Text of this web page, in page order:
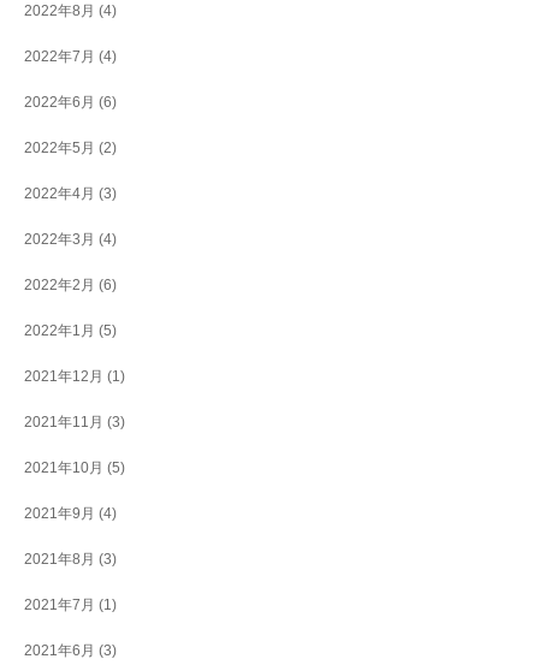
2022年8月 (4)
2022年7月 (4)
2022年6月 (6)
2022年5月 (2)
2022年4月 (3)
2022年3月 (4)
2022年2月 (6)
2022年1月 (5)
2021年12月 (1)
2021年11月 (3)
2021年10月 (5)
2021年9月 (4)
2021年8月 (3)
2021年7月 (1)
2021年6月 (3)